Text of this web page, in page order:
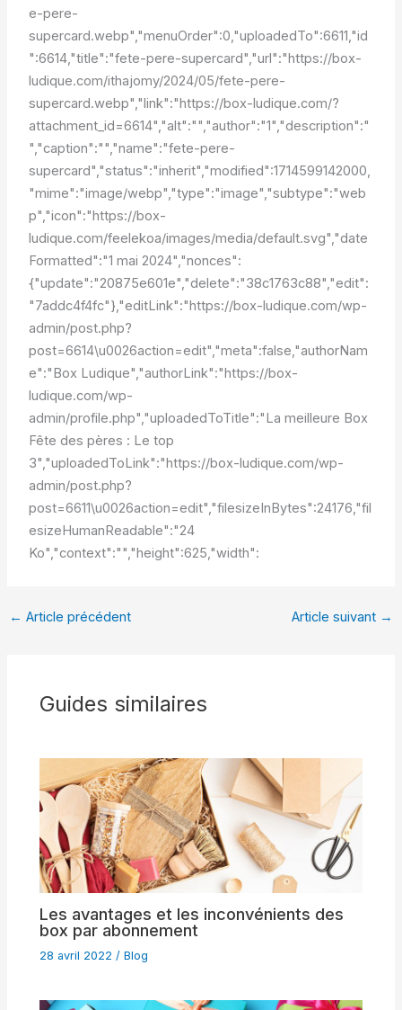
e-pere-
supercard.webp","menuOrder":0,"uploadedTo":6611,"id
":6614,"title":"fete-pere-supercard","url":"https://box-
ludique.com/ithajomy/2024/05/fete-pere-
supercard.webp","link":"https://box-ludique.com/?
attachment_id=6614","alt":"","author":"1","description":"
","caption":"","name":"fete-pere-
supercard","status":"inherit","modified":1714599142000,
"mime":"image/webp","type":"image","subtype":"web
p","icon":"https://box-
ludique.com/feelekoa/images/media/default.svg","date
Formatted":"1 mai 2024","nonces":
{"update":"20875e601e","delete":"38c1763c88","edit":
"7addc4f4fc"},"editLink":"https://box-ludique.com/wp-
admin/post.php?
post=6614\u0026action=edit","meta":false,"authorNam
e":"Box Ludique","authorLink":"https://box-
ludique.com/wp-
admin/profile.php","uploadedToTitle":"La meilleure Box
Fête des pères : Le top
3","uploadedToLink":"https://box-ludique.com/wp-
admin/post.php?
post=6611\u0026action=edit","filesizeInBytes":24176,"fil
esizeHumanReadable":"24
Ko","context":"","height":625,"width":
← Article précédent Article suivant →
Guides similaires
Les avantages et les inconvénients des
box par abonnement
28 avril 2022 /Blog